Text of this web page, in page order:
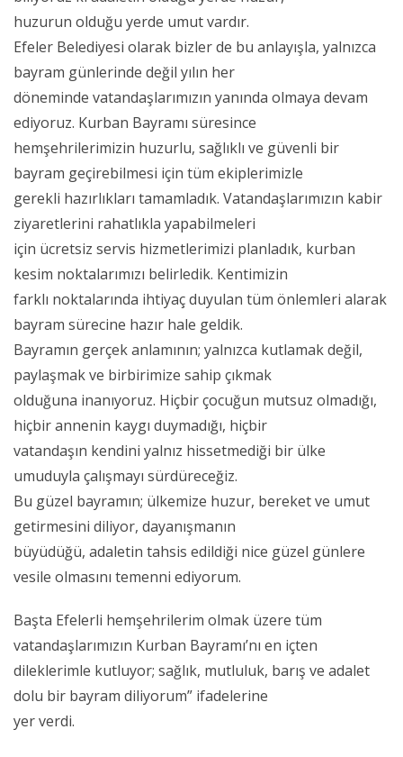
huzurun olduğu yerde umut vardır.
Efeler Belediyesi olarak bizler de bu anlayışla, yalnızca
bayram günlerinde değil yılın her
döneminde vatandaşlarımızın yanında olmaya devam
ediyoruz. Kurban Bayramı süresince
hemşehrilerimizin huzurlu, sağlıklı ve güvenli bir
bayram geçirebilmesi için tüm ekiplerimizle
gerekli hazırlıkları tamamladık. Vatandaşlarımızın kabir
ziyaretlerini rahatlıkla yapabilmeleri
için ücretsiz servis hizmetlerimizi planladık, kurban
kesim noktalarımızı belirledik. Kentimizin
farklı noktalarında ihtiyaç duyulan tüm önlemleri alarak
bayram sürecine hazır hale geldik.
Bayramın gerçek anlamının; yalnızca kutlamak değil,
paylaşmak ve birbirimize sahip çıkmak
olduğuna inanıyoruz. Hiçbir çocuğun mutsuz olmadığı,
hiçbir annenin kaygı duymadığı, hiçbir
vatandaşın kendini yalnız hissetmediği bir ülke
umuduyla çalışmayı sürdüreceğiz.
Bu güzel bayramın; ülkemize huzur, bereket ve umut
getirmesini diliyor, dayanışmanın
büyüdüğü, adaletin tahsis edildiği nice güzel günlere
vesile olmasını temenni ediyorum.
Başta Efelerli hemşehrilerim olmak üzere tüm
vatandaşlarımızın Kurban Bayramı’nı en içten
dileklerimle kutluyor; sağlık, mutluluk, barış ve adalet
dolu bir bayram diliyorum” ifadelerine
yer verdi.